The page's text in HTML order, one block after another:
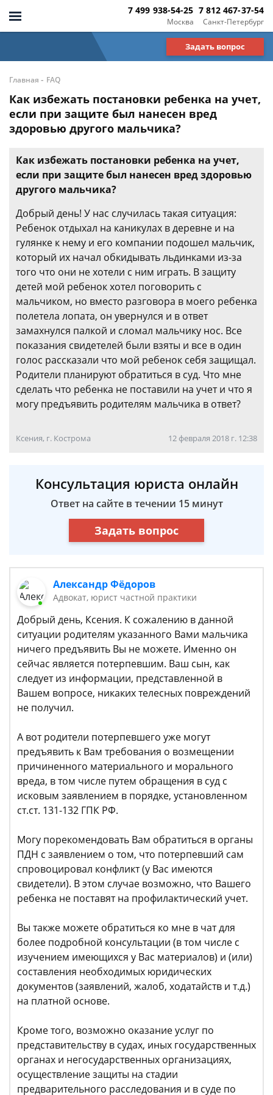
Москва
7 499 938-54-25
Санкт-Петербург
7 812 467-37-54
Задать вопрос
Главная - FAQ
Как избежать постановки ребенка на учет,
если при защите был нанесен вред
здоровью другого мальчика?
Как избежать постановки ребенка на учет,
если при защите был нанесен вред здоровью
другого мальчика?
Добрый день! У нас случилась такая ситуация:
Ребенок отдыхал на каникулах в деревне и на
гулянке к нему и его компании подошел мальчик,
который их начал обкидывать льдинками из-за
того что они не хотели с ним играть. В защиту
детей мой ребенок хотел поговорить с
мальчиком, но вместо разговора в моего ребенка
полетела лопата, он увернулся и в ответ
замахнулся палкой и сломал мальчику нос. Все
показания свидетелей были взяты и все в один
голос рассказали что мой ребенок себя защищал.
Родители планируют обратиться в суд. Что мне
сделать что ребенка не поставили на учет и что я
могу предъявить родителям мальчика в ответ?
Ксения, г. Кострома 12 февраля 2018 г. 12:38
Консультация юриста онлайн
Ответ на сайте в течении 15 минут
Задать вопрос
Александр Фёдоров
Адвокат, юрист частной практики
Добрый день, Ксения. К сожалению в данной
ситуации родителям указанного Вами мальчика
ничего предъявить Вы не можете. Именно он
сейчас является потерпевшим. Ваш сын, как
следует из информации, представленной в
Вашем вопросе, никаких телесных повреждений
не получил.
А вот родители потерпевшего уже могут
предъявить к Вам требования о возмещении
причиненного материального и морального
вреда, в том числе путем обращения в суд с
исковым заявлением в порядке, установленном
ст.ст. 131-132 ГПК РФ.
Могу порекомендовать Вам обратиться в органы
ПДН с заявлением о том, что потерпевший сам
спровоцировал конфликт (у Вас имеются
свидетели). В этом случае возможно, что Вашего
ребенка не поставят на профилактический учет.
Вы также можете обратиться ко мне в чат для
более подробной консультации (в том числе с
изучением имеющихся у Вас материалов) и (или)
составления необходимых юридических
документов (заявлений, жалоб, ходатайств и т.д.)
на платной основе.
Кроме того, возможно оказание услуг по
представительству в судах, иных государственных
органах и негосударственных организациях,
осуществление защиты на стадии
предварительного расследования и в суде по